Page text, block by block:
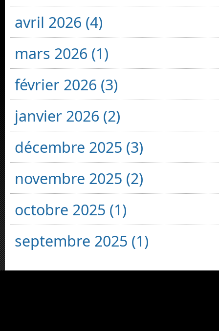
avril 2026 (4)
mars 2026 (1)
février 2026 (3)
janvier 2026 (2)
décembre 2025 (3)
novembre 2025 (2)
octobre 2025 (1)
septembre 2025 (1)